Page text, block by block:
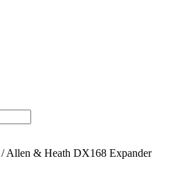
/Allen & Heath DX168 Expander